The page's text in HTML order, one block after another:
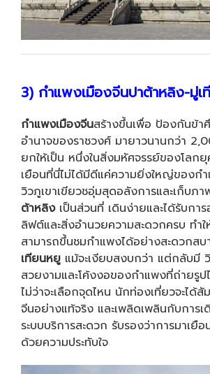
3) กำแพงเมืองจีนปาต้าหลิง-มู่เ
กำแพงเมืองจีนสร้างขึ้นเพื่อ ป้องกันข้า
อำนาจของราชวงศ์ มายาวนานกว่า
ยกให้เป็น หนึ่งในสิ่งมหัศจรรย์ของโลกยุ
เยือนที่นี่ไม่ได้มีดีแค่ความยิ่งใหญ่ของก
วิวภูเขาเขียวชอุ่มสุดอลังการและเก็บภ
ต้าหลิงเป็นส่วนที่ เดินง่ายและได้รับกา
ลิฟต์และสิ่งอำนวยความสะดวกครบ ทำ
สามารถขึ้นชมกำแพงได้อย่างสะดวกส
เทียนหยู แม้จะเงียบสงบกว่า แต่กลับมี
สวยงามและโค้งงอของกำแพงที่ถ่ายรู
ไม่ว่าจะเลือกจุดไหน นักท่องเที่ยวจะได้
จีนอย่างแท้จริง และเพลิดเพลินกับการ
ระบบบริการสะดวก รับรองว่าการมาเยือ
ด้วยความประทับใจ